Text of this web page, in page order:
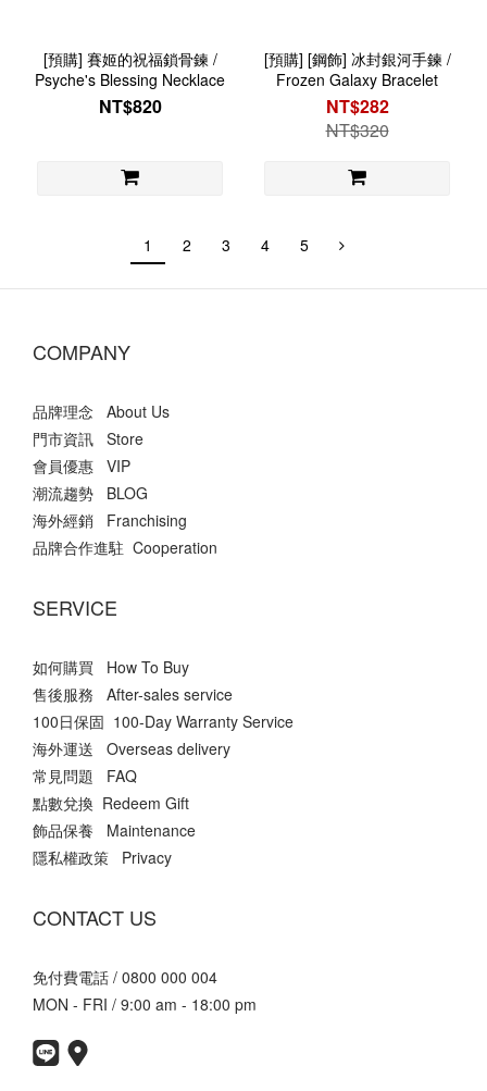
[預購] 賽姬的祝福鎖骨鍊 /
Psyche's Blessing Necklace
NT$820
[預購] [鋼飾] 冰封銀河手鍊 /
Frozen Galaxy Bracelet
NT$282
NT$320
1 2 3 4 5
COMPANY
品牌理念 About Us
門市資訊 Store
會員優惠 VIP
潮流趨勢 BLOG
海外經銷 Franchising
品牌合作進駐 Cooperation
SERVICE
如何購買 How To Buy
售後服務 After-sales service
100日保固 100-Day Warranty Service
海外運送 Overseas delivery
常見問題 FAQ
點數兌換 Redeem Gift
飾品保養 Maintenance
隱私權政策 Privacy
CONTACT US
免付費電話 / 0800 000 004
MON - FRI / 9:00 am - 18:00 pm